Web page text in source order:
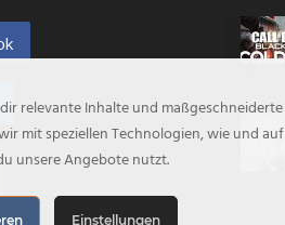
relevante Inhalte und maßgeschneiderte
mit speziellen Technologien, wie und auf
unsere Angebote nutzt.
Einstellungen